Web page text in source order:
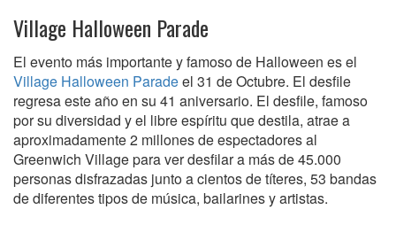
Village Halloween Parade
El evento más importante y famoso de Halloween es el
Village Halloween Paradeel 31 de Octubre. El desfile
regresa este año en su 41 aniversario. El desfile, famoso
por su diversidad y el libre espíritu que destila, atrae a
aproximadamente 2 millones de espectadores al
Greenwich Village para ver desfilar a más de 45.000
personas disfrazadas junto a cientos de títeres, 53 bandas
de diferentes tipos de música, bailarines y artistas.